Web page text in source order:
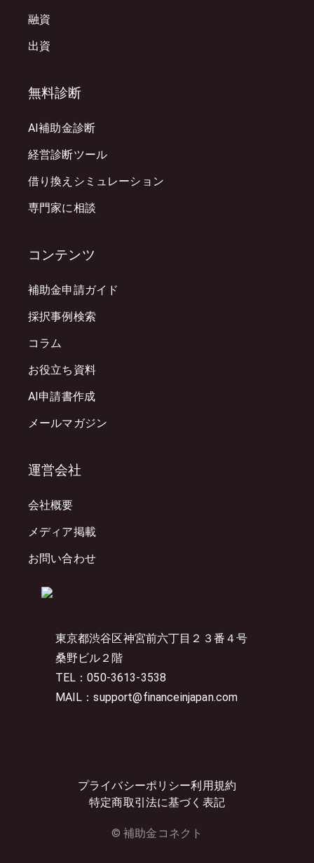
東京都渋谷区神宮前六丁目２３番４号
桑野ビル２階
TEL：050-3613-3538
MAIL：support@financeinjapan.com
プライバシーポリシー利用規約
特定商取引法に基づく表記
© 補助金コネクト
融資
出資
無料診断
AI補助金診断
経営診断ツール
借り換えシミュレーション
専門家に相談
コンテンツ
補助金申請ガイド
採択事例検索
コラム
お役立ち資料
AI申請書作成
メールマガジン
運営会社
会社概要
メディア掲載
お問い合わせ